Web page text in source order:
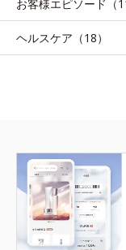
お客様エピソード（
ヘルスケア（18）